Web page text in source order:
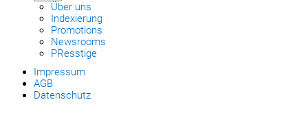
Über uns
Indexierung
Promotions
Newsrooms
PResstige
Impressum
AGB
Datenschutz